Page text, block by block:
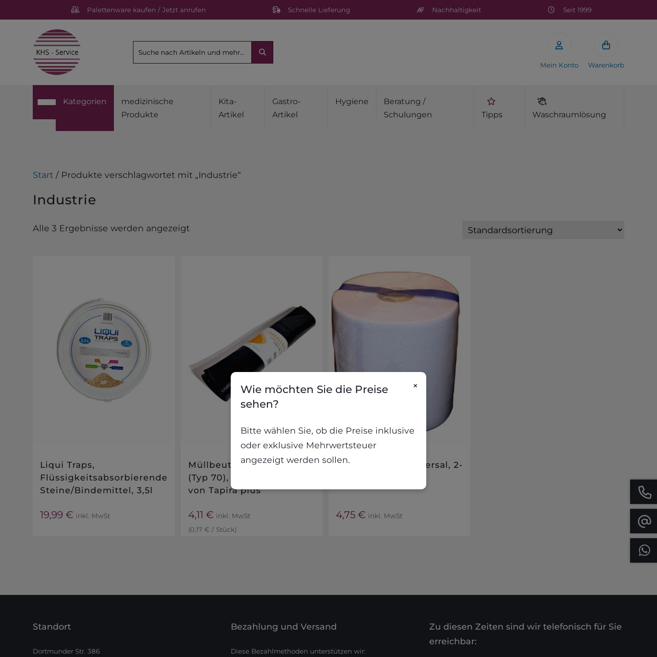
×
Wie möchten Sie die Preise
sehen?
Bitte wählen Sie, ob die Preise inklusive
oder exklusive Mehrwertsteuer
angezeigt werden sollen.
Palettenware kaufen / Jetzt anrufen Schnelle Lieferung Nachhaltigkeit Seit 1999
Mein Konto Warenkorb
Kategorien
medizinische
Produkte
Kita-
Artikel
Gastro-
Artikel
Hygiene
Beratung /
Schulungen
Tipps Waschraumlösung
Start / Produkte verschlagwortet mit „Industrie“
Industrie
Alle 3 Ergebnisse werden angezeigt
Liqui Traps,
Flüssigkeitsabsorbierende
Steine/Bindemittel, 3,5l
19,99€ inkl. MwSt
Müllbeutel / Abfallsack
(Typ 70), 120 l, 25 Stück
von Tapira plus
4,11 € inkl. MwSt
(0,17 € / Stück)
Putztuchrolle universal, 2-
4,75 € inkl. MwSt
Standort
Dortmunder Str. 386
Bezahlung und Versand
Diese Bezahlmethoden unterstützen wir:
Zu diesen Zeiten sind wir telefonisch für Sie
erreichbar: